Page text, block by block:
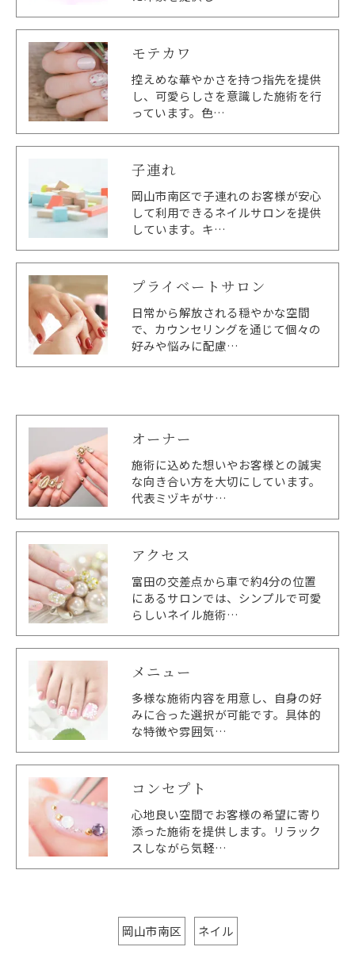
モテカワ
控えめな華やかさを持つ指先を提供
し、可愛らしさを意識した施術を行
っています。色…
子連れ
岡山市南区で子連れのお客様が安心
して利用できるネイルサロンを提供
しています。キ…
プライベートサロン
日常から解放される穏やかな空間
で、カウンセリングを通じて個々の
好みや悩みに配慮…
オーナー
施術に込めた想いやお客様との誠実
な向き合い方を大切にしています。
代表ミヅキがサ…
アクセス
富田の交差点から車で約4分の位置
にあるサロンでは、シンプルで可愛
らしいネイル施術…
メニュー
多様な施術内容を用意し、自身の好
みに合った選択が可能です。具体的
な特徴や雰囲気…
コンセプト
心地良い空間でお客様の希望に寄り
添った施術を提供します。リラック
スしながら気軽…
岡山市南区 ネイル